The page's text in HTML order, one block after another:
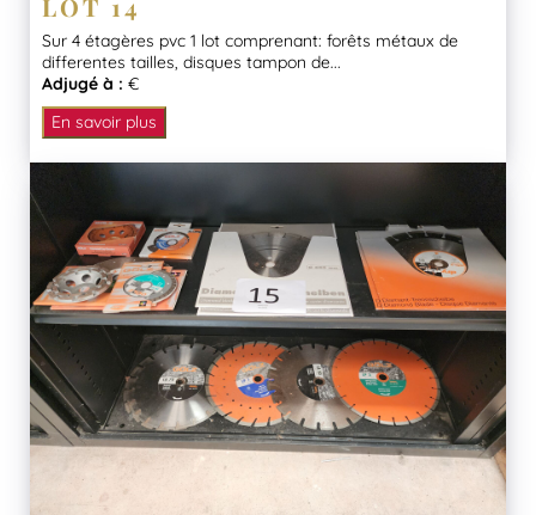
LOT 14
Sur 4 étagères pvc 1 lot comprenant: forêts métaux de
differentes tailles, disques tampon de...
Adjugé à : €
En savoir plus